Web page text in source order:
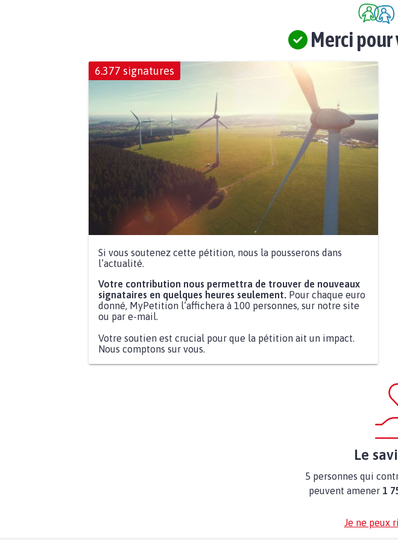
Merci
6.377 signatures
Si vous soutenez cette pétition, nous la pousserons dans
l’actualité.
Votre contribution nous permettra de trouver de nouveaux
signataires en quelques heures seulement. Pour chaque euro
donné, MyPetition l’affichera à 100 personnes, sur notre site
ou par e-mail.
Votre soutien est crucial pour que la pétition ait un impact.
Nous comptons sur vous.
Le
5 personnes qui
peuvent amener 1
Je ne peux